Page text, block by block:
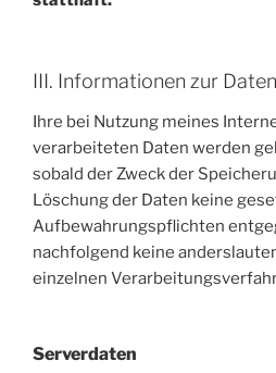
III. Informationen zur
Ihre bei Nutzung meines
verarbeiteten Daten werden
sobald der Zweck der
Löschung der Daten keine
Aufbewahrungspflichten
nachfolgend keine
einzelnen
Serverdaten